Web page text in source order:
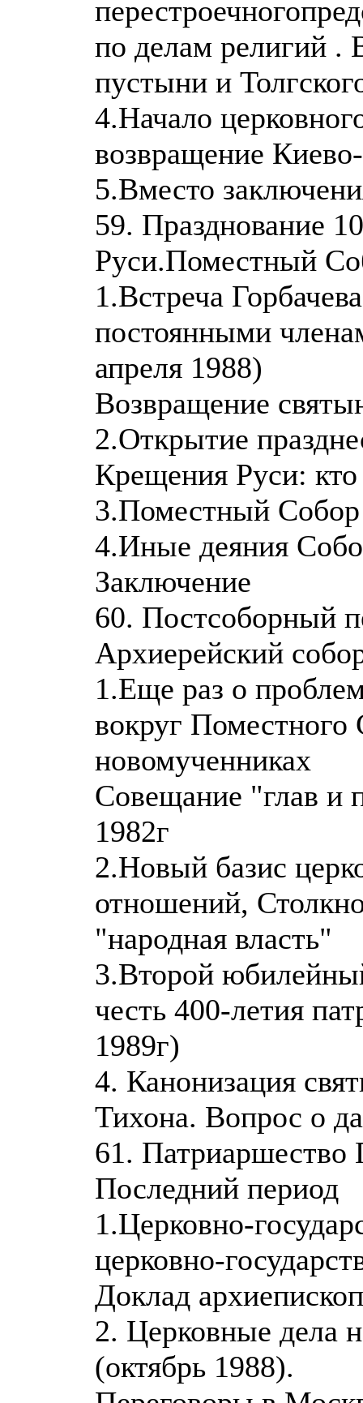
по делам религий .
пустыни и
4.Начало
возвращение
5.Вместо
59. Празднование
Руси.Поместный
1.Встреча
постоянными
апреля 1988)
Возвращение
2.Открытие
Крещения Руси: кто
3.Поместный
4.Иные деяния
Заключение
60. Постсоборный
Архиерейский
1.Еще раз о
вокруг Поместного
новомученниках
Совещание "глав и
1982г
2.Новый базис
отношений,
"народная власть"
3.Второй
честь 400-летия
1989г)
4. Канонизация
Тихона. Вопрос о
61. Патриаршество
Последний период
1.Церковно-
церковно-
Доклад
2. Церковные дела
(октябрь 1988).